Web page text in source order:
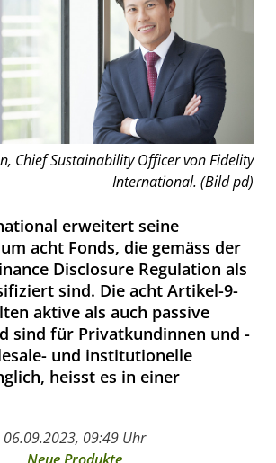
Chief Sustainability Officer von Fidelity
International. (Bild pd)
erweitert seine
acht Fonds, die gemäss der
Disclosure Regulation als
sind. Die acht Artikel-9-
aktive als auch passive
sind für Privatkundinnen und -
und institutionelle
heisst es in einer
06.09.2023, 09:49 Uhr